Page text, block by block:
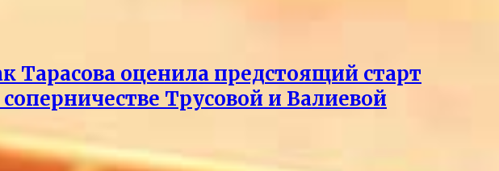
оценила предстоящий старт
Трусовой и Валиевой